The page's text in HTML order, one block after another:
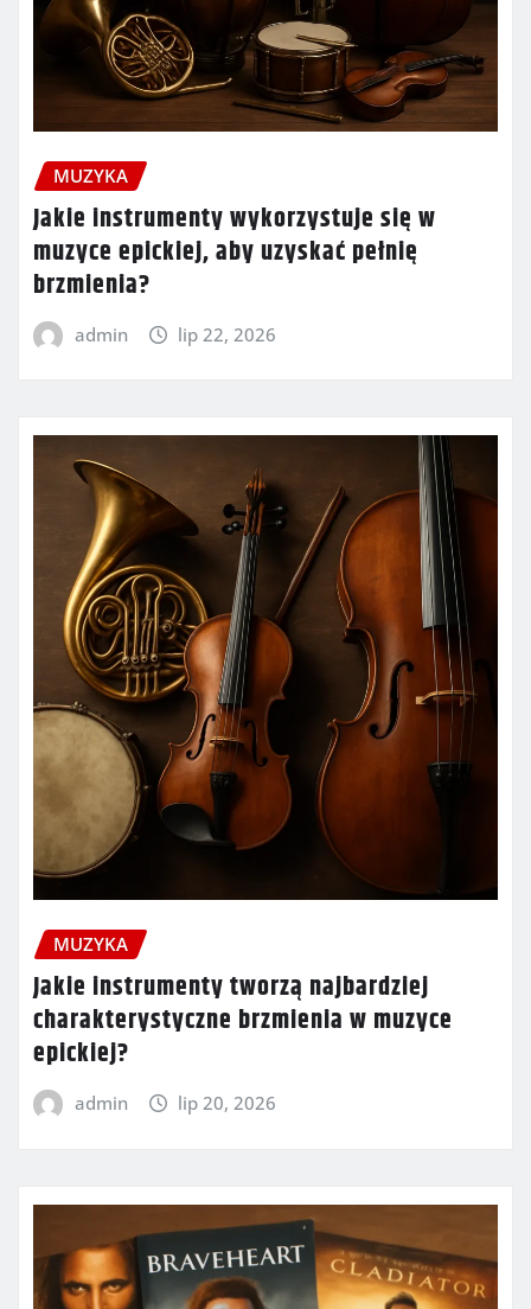
MUZYKA
Jakie instrumenty wykorzystuje się w
muzyce epickiej, aby uzyskać pełnię
brzmienia?
admin lip 22, 2026
MUZYKA
Jakie instrumenty tworzą najbardziej
charakterystyczne brzmienia w muzyce
epickiej?
admin lip 20, 2026